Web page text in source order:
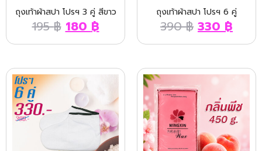
ถุงเท้าผ้าสปา โปรฯ 3 คู่ สีขาว
195฿ 180 ฿
ถุงเท้าผ้าสปา โปรฯ 6 คู่
390฿ 330 ฿